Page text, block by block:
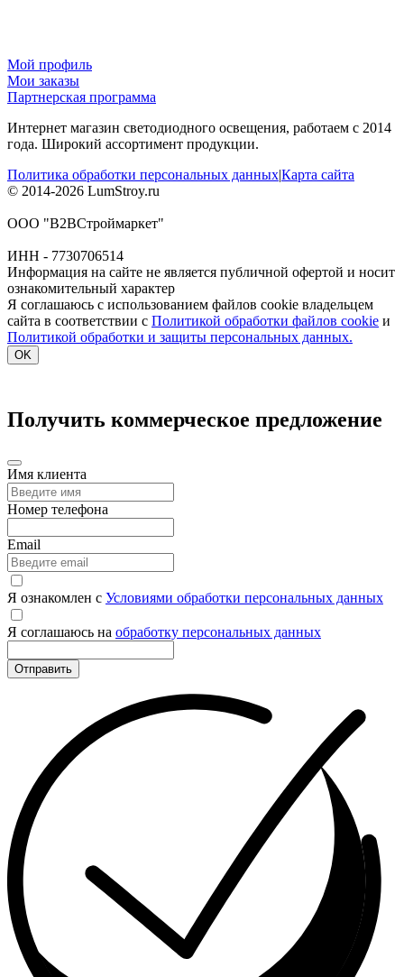
Мой профиль
Мои заказы
Партнерская программа
Интернет магазин светодиодного освещения, работаем с 2014
года. Широкий ассортимент продукции.
Политика обработки персональных данных|Карта сайта
© 2014-2026 LumStroy.ru
ООО "В2ВСтроймаркет"
ИНН - 7730706514
Информация на сайте не является публичной офертой и носит
ознакомительный характер
Я соглашаюсь с использованием файлов cookie владельцем
сайта в соответствии с Политикой обработки файлов cookie и
Политикой обработки и защиты персональных данных.
OK
Получить коммерческое предложение
Имя клиента
Номер телефона
Email
Я ознакомлен с Условиями обработки персональных данных
Я соглашаюсь на обработку персональных данных
Отправить